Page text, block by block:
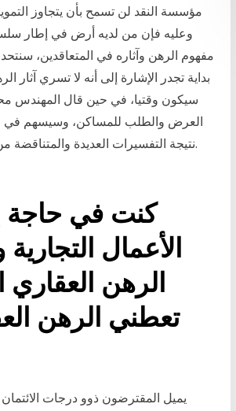
وعليه فإن من لديه أرض في إطار
مفهوم الرهن وآثاره في المتعاقدين،
بداية تجدر الإشارة إلى أنه لا تسري
سيكون وقتيا، في حين قال المهندس
العرض والطلب للمساكن، وسيسهم في حل
نتيجة التفسيرات العديدة والمتناقضة
كنت في حاجة
الأعمال
الرهن
تعطني الرهن
يميل المقترضون ذوو درجات